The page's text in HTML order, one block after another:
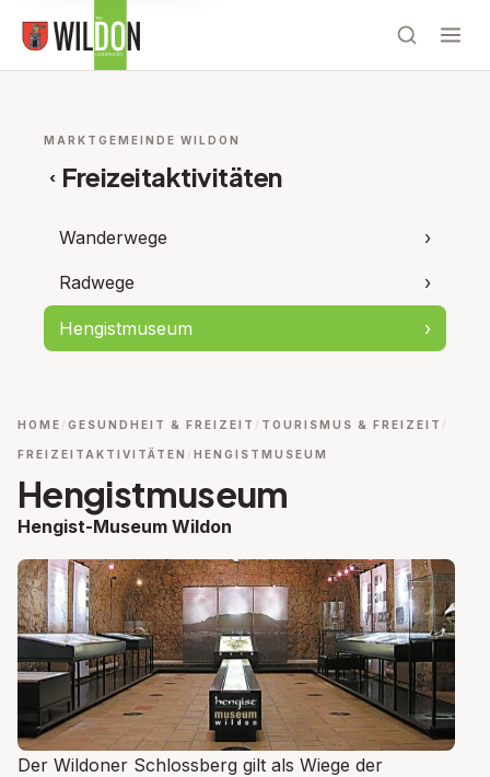
MARKTGEMEINDE WILDON
‹ Freizeitaktivitäten
Wanderwege ›
Radwege ›
Hengistmuseum ›
HOME GESUNDHEIT & FREIZEIT TOURISMUS & FREIZEIT
FREIZEITAKTIVITÄTEN HENGISTMUSEUM
Hengistmuseum
Hengist-Museum Wildon
Der Wildoner Schlossberg gilt als Wiege der